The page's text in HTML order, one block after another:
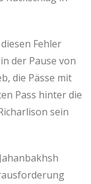
Fehler
der Pause von
die Pässe mit
Pass hinter die
sein